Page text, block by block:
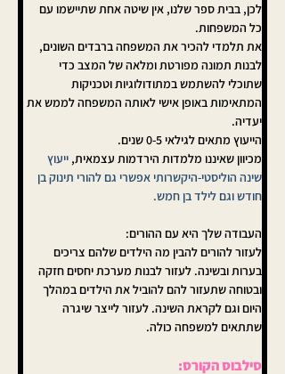
לכן, בבית ספר שלנו, אין שיטה אחת שתיישמו עם
כל המשפחות.
את תלמדי להכיר את המשפחה ברבדים השונים,
לבנות תמונה מפורטת ומלאה של המצב כדי
שתוכלי להשתמש במתודולוגיות וטכניקות
המתאימות באופן אישי לאותה המשפחה לממש את
יעדיה.
הייעוץ מתאים לגילאי 0-5 שנים.
מכיוון שאיננו מלמדות הירדמות עצמאית, ייעוץ
שינה הוליסטי-היקשרותי אפשרי גם להורי תינוק בן
חודש וגם לילד בן חמש.
העבודה שלך היא עם ההורים:
לעזור להורים להבין מה הילדים שלהם צריכים
בערות ובשינה. לעזור לבנות מערכת יחסים חזקה
ובטוחה שתעזור להם להוביל את הילדים במהלך
היום וגם לקראת השינה. לעזור לייצר שיגרה
שתתאים למשפחה כולה.
סילבוס הקורס: